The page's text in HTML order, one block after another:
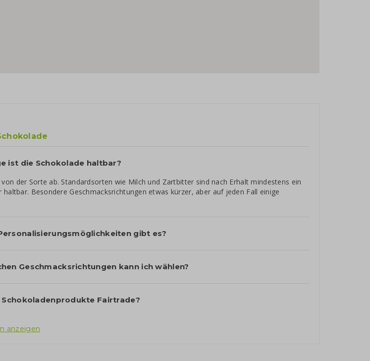
ist die Schokolade haltbar?
der Sorte ab. Standardsorten wie Milch und Zartbitter sind nach Erhalt mindestens ein
haltbar. Besondere Geschmacksrichtungen etwas kürzer, aber auf jeden Fall einige
gibt es?
Geschmacksrichtungen kann ich wählen?
Schokoladenprodukte Fairtrade?
anzeigen